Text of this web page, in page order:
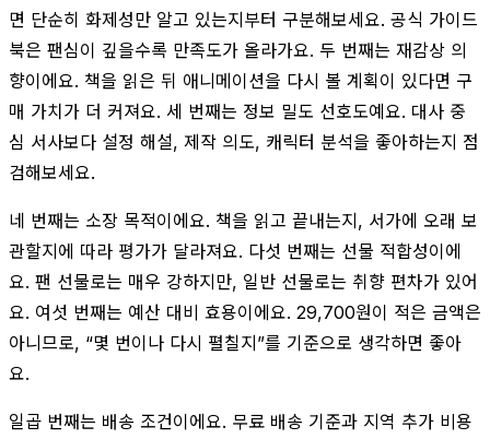
면 단순히 화제성만 알고 있는지부터 구분해보세요. 공식 가이드
북은 팬심이 깊을수록 만족도가 올라가요. 두 번째는 재감상 의
향이에요. 책을 읽은 뒤 애니메이션을 다시 볼 계획이 있다면 구
매 가치가 더 커져요. 세 번째는 정보 밀도 선호도예요. 대사 중
심 서사보다 설정 해설, 제작 의도, 캐릭터 분석을 좋아하는지 점
검해보세요.
네 번째는 소장 목적이에요. 책을 읽고 끝내는지, 서가에 오래 보
관할지에 따라 평가가 달라져요. 다섯 번째는 선물 적합성이에
요. 팬 선물로는 매우 강하지만, 일반 선물로는 취향 편차가 있어
요. 여섯 번째는 예산 대비 효용이에요. 29,700원이 적은 금액은
아니므로, “몇 번이나 다시 펼칠지”를 기준으로 생각하면 좋아
요.
일곱 번째는 배송 조건이에요. 무료 배송 기준과 지역 추가 비용